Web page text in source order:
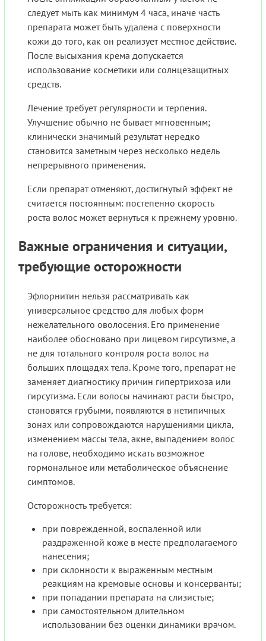
следует мыть как минимум 4 часа, иначе часть
препарата может быть удалена с поверхности
кожи до того, как он реализует местное действие.
После высыхания крема допускается
использование косметики или солнцезащитных
средств.
Лечение требует регулярности и терпения.
Улучшение обычно не бывает мгновенным;
клинически значимый результат нередко
становится заметным через несколько недель
непрерывного применения.
Если препарат отменяют, достигнутый эффект не
считается постоянным: постепенно скорость
роста волос может вернуться к прежнему уровню.
Важные ограничения и ситуации,
требующие осторожности
Эфлорнитин нельзя рассматривать как
универсальное средство для любых форм
нежелательного оволосения. Его применение
наиболее обосновано при лицевом гирсутизме, а
не для тотального контроля роста волос на
больших площадях тела. Кроме того, препарат не
заменяет диагностику причин гипертрихоза или
гирсутизма. Если волосы начинают расти быстро,
становятся грубыми, появляются в нетипичных
зонах или сопровождаются нарушениями цикла,
изменением массы тела, акне, выпадением волос
на голове, необходимо искать возможное
гормональное или метаболическое объяснение
симптомов.
Осторожность требуется:
при поврежденной, воспаленной или
раздраженной коже в месте предполагаемого
нанесения;
при склонности к выраженным местным
реакциям на кремовые основы и консерванты;
при попадании препарата на слизистые;
при самостоятельном длительном
использовании без оценки динамики врачом.